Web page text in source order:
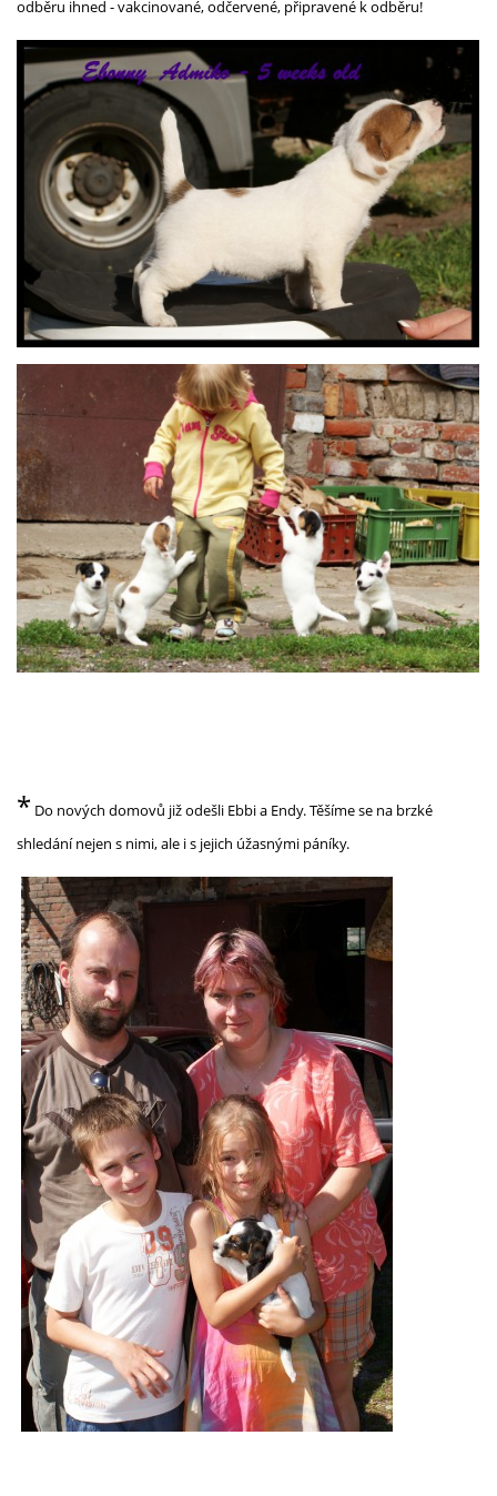
odběru ihned - vakcinované, odčervené, připravené k odběru!
* Do nových domovů již odešli Ebbi a Endy. Těšíme se na brzké
shledání nejen s nimi, ale i s jejich úžasnými páníky.